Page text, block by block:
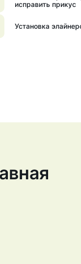
исправить прикус
Установка